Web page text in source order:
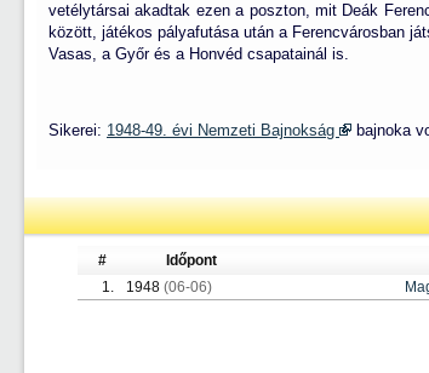
vetélytársai akadtak ezen a poszton, mit Deák
között, játékos pályafutása után a Ferencvárosban
Vasas, a Győr és a Honvéd csapatainál is.
Sikerei: 1948-49. évi Nemzeti Bajnokság bajnoka
# Időpont
1.
1948 (06-06)